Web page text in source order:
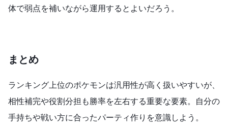
体で弱点を補いながら運用するとよいだろう。
まとめ
ランキング上位のポケモンは汎用性が高く扱いやすいが、
相性補完や役割分担も勝率を左右する重要な要素。自分の
手持ちや戦い方に合ったパーティ作りを意識しよう。